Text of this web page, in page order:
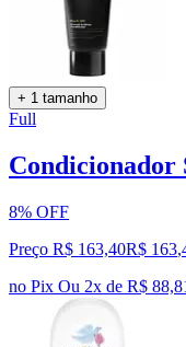
+ 1 tamanho
Full
Condicionador
8% OFF
Preço R$ 163,40R$ 163,
no Pix Ou 2x de R$